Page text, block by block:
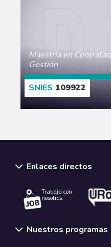
Maestría en
Gestión
109922
Enlaces directos
Trabaja con
nosotros.
Nuestros programas